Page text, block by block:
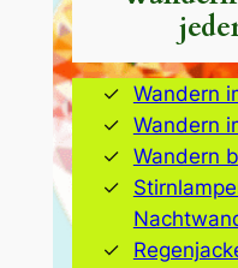
Wandern
Wandern
Wandern